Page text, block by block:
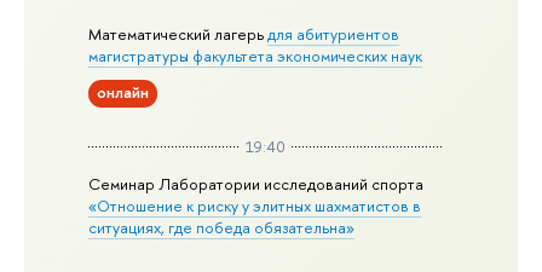
Математический лагерьдля абитуриентов
магистратуры факультета экономических наук
онлайн
19:40
Семинар Лаборатории исследований спорта
«Отношение к риску у элитных шахматистов в
ситуациях, где победа обязательна»